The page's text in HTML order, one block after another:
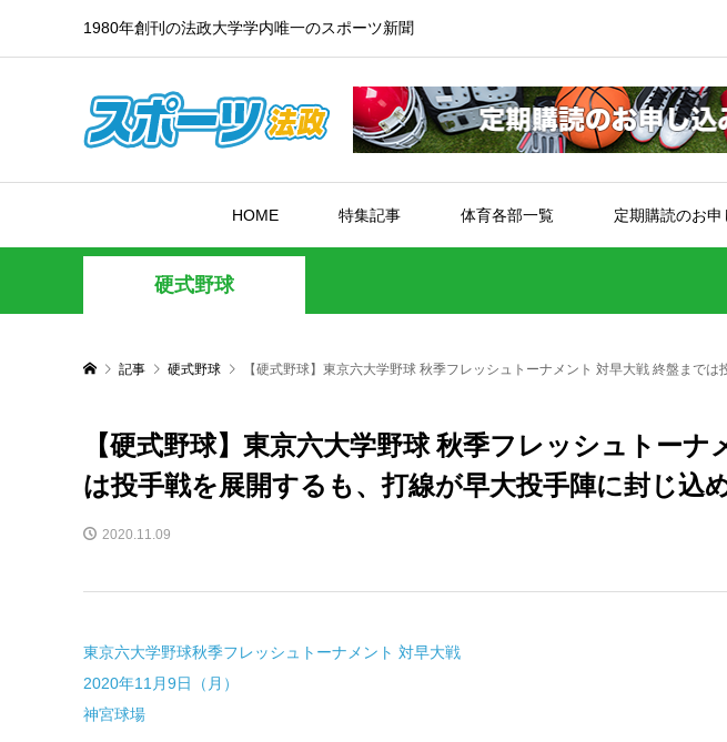
1980年創刊の法政大学学内唯一のスポーツ新聞
HOME 特集記事 体育各部一覧 定期購読のお申
硬式野球
記事 硬式野球 【硬式野球】東京六大学野球 秋季フレッシュトーナメント 対早大戦 終盤まで
【硬式野球】東京六大学野球 秋季フレッシュトー
は投手戦を展開するも、打線が早大投手陣に封じ込
2020.11.09
東京六大学野球秋季フレッシュトーナメント 対早大戦
2020年11月9日（月）
神宮球場